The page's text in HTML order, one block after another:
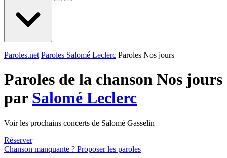
Paroles.net Paroles Salomé Leclerc Paroles Nos jours
Paroles de la chanson Nos jours
par Salomé Leclerc
Voir les prochains concerts de Salomé Gasselin
Réserver
Chanson manquante ? Proposer les paroles